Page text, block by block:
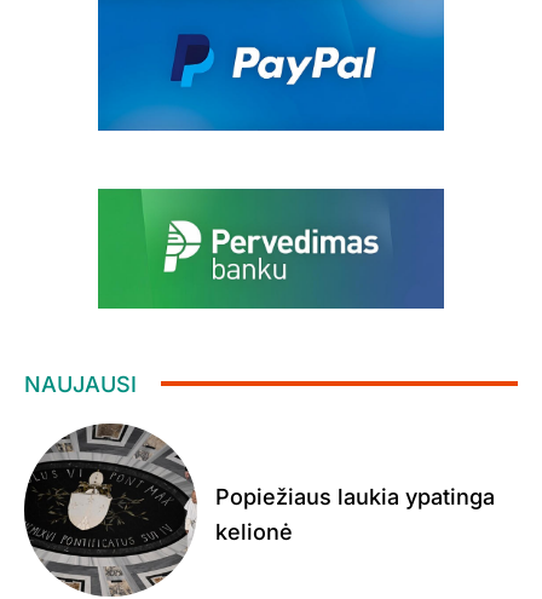
NAUJAUSI
Popiežiaus laukia ypatinga
kelionė